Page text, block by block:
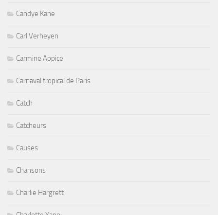
Candye Kane
Carl Verheyen
Carmine Appice
Carnaval tropical de Paris
Catch
Catcheurs
Causes
Chansons
Charlie Hargrett